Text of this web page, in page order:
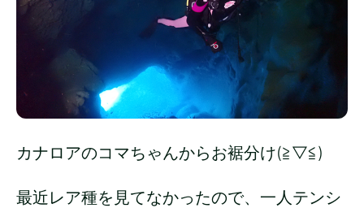
カナロアのコマちゃんからお裾分け(≧▽≦)
最近レア種を見てなかったので、一人テンシ